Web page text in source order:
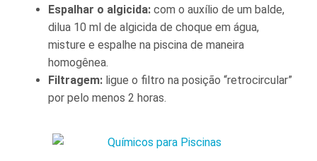
Espalhar o algicida: com o auxílio de um balde,
dilua 10 ml de algicida de choque em água,
misture e espalhe na piscina de maneira
homogênea.
Filtragem: ligue o filtro na posição “retrocircular”
por pelo menos 2 horas.